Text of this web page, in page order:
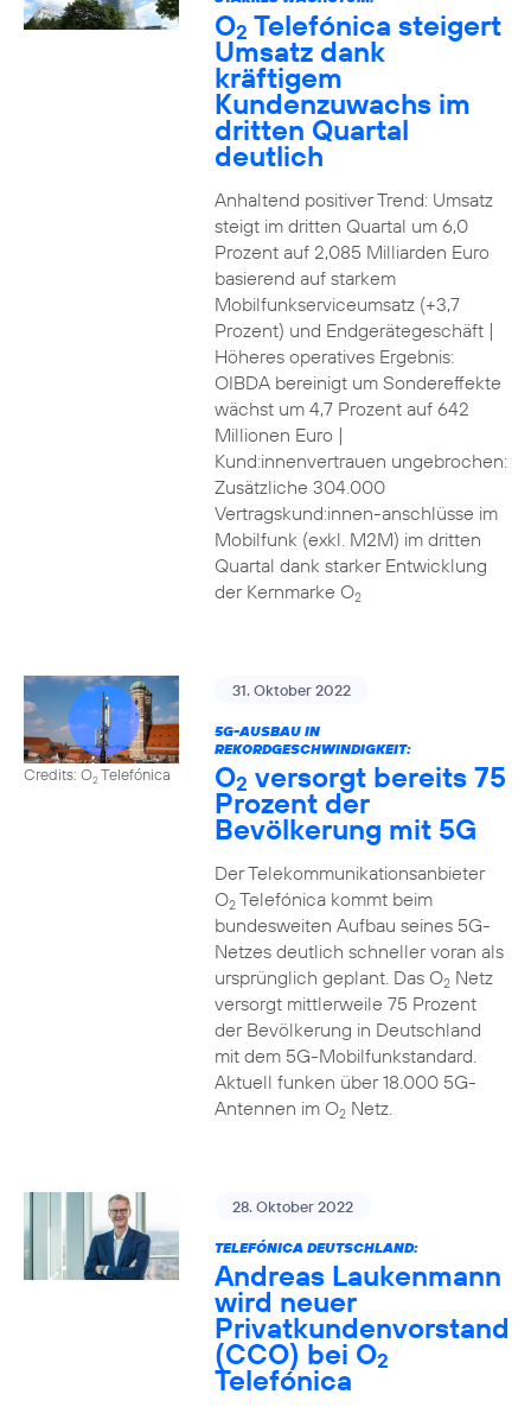
O2 Telefónica steigert
Umsatz dank
kräftigem
Kundenzuwachs im
dritten Quartal
deutlich
Anhaltend positiver Trend: Umsatz
steigt im dritten Quartal um 6,0
Prozent auf 2,085 Milliarden Euro
basierend auf starkem
Mobilfunkserviceumsatz (+3,7
Prozent) und Endgerätegeschäft |
Höheres operatives Ergebnis:
OIBDA bereinigt um Sondereffekte
wächst um 4,7 Prozent auf 642
Millionen Euro |
Kund:innenvertrauen ungebrochen:
Zusätzliche 304.000
Vertragskund:innen-anschlüsse im
Mobilfunk (exkl. M2M) im dritten
Quartal dank starker Entwicklung
der Kernmarke O2
Credits: O2Telefónica
31. Oktober 2022
5G-AUSBAU IN
REKORDGESCHWINDIGKEIT:
O2 versorgt bereits 75
Prozent der
Bevölkerung mit 5G
Der Telekommunikationsanbieter
O2Telefónica kommt beim
bundesweiten Aufbau seines 5G-
Netzes deutlich schneller voran als
ursprünglich geplant. Das O2Netz
versorgt mittlerweile 75 Prozent
der Bevölkerung in Deutschland
mit dem 5G-Mobilfunkstandard.
Aktuell funken über 18.000 5G-
Antennen im O2Netz.
28. Oktober 2022
TELEFÓNICA DEUTSCHLAND:
Andreas Laukenmann
wird neuer
Privatkundenvorstand
(CCO) bei O2
Telefónica